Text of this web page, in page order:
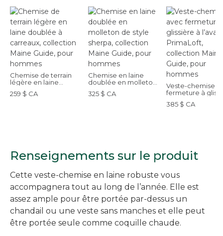
Chemise de terrain
légère en laine
doublée à carreaux,
collection Maine
259 $ CA
Chemise en laine
doublée en molleton
de style sherpa,
collection Maine
325 $ CA
Veste-chemise
fermeture à
à l’avant et
collection Main
385 $ CA
Renseignements sur le produit
Cette veste-chemise en laine robuste vous
accompagnera tout au long de l’année. Elle est
assez ample pour être portée par-dessus un
chandail ou une veste sans manches et elle peut
être portée seule comme coquille chaude.